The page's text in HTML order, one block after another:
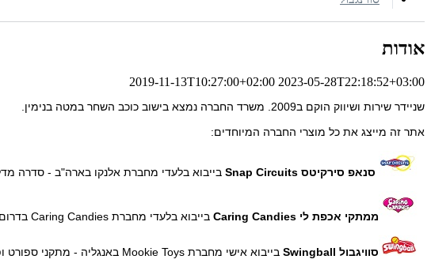
אודות
2019-11-13T10:27:00+02:00 2023-05-28T22:18:52+03:00
שניידר שירות ושיווק הוקם ב2009. משרד החברה נמצא בישוב כוכב השחר במטה בנימין.
אתר זה מייצג את כל מוצרי החברה המיוחדים:
סנאפ סירקיטס Snap Circuits בייבוא בלעדי מחברת אלנקו בארה"ב - סדרה
ממתקי אכפת לי Caring Candies בייבוא בלעדי מחברת Caring Candies בדרום אפריקה - סדרה טעימה של סוכריות ושוקולדים ללא סוכר ובריאות יותר עם רכיבים טבעיים! (בריאות)
סוויגבול Swingball בייבוא אישי מחברת Mookie Toys באנגליה - מתקני ספורט ופנאי מדהמים לבריאות הגוף לכל המשפחה (ספורט)